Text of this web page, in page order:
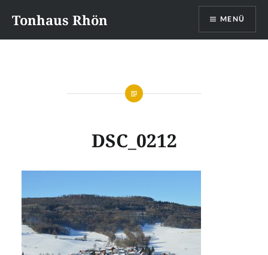
zum
Inhalt
Tonhaus Rhön MENÜ
DSC_0212